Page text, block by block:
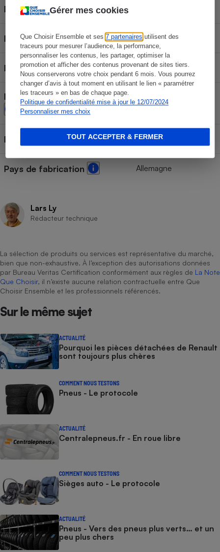
Gérer mes cookies
Que Choisir Ensemble et ses7 partenaires utilisent des
traceurs pour mesurer l’audience, la performance,
personnaliser les contenus, les partager, optimiser la
promotion et afficher des contenus provenant de sites tiers.
Nous conserverons votre choix pendant 6 mois. Vous pourrez
changer d’avis à tout moment en utilisant le lien « paramétrer
les traceurs » en bas de chaque page.
Politique de confidentialité mise à jour le 12/07/2024
Personnaliser mes choix
TOUT ACCEPTER & FERMER
Indice charge
Indice vitesse H
Index consommation C
Index accroche route mouillée
B
Index bruit 70 dB
Pays de fabrication Allemagne
Lars Ly
Rédacteur technique
La sélection de produits ou services est représentative du marché,
bien que non-exhaustive. À l’exception des autorisations données
par Bureau Veritas Certification conformément aux règles de La Note
Que Choisir, il n’existe aucune relation contractuelle entre Que
Choisir Ensemble et les professionnels référencés.
Sur le même sujet
ACTUALITÉ
Pourquoi les pièces détachées de Renault
sont toujours plus chères
COMMENT NOUS TESTONS
Pneus - Le protocole
ACTUALITÉ
Centralepneus.fr - En roue libre
COMMENT NOUS TESTONS
Sièges auto - Le protocole
ACTUALITÉ
Pneus - Vers des pneus plus verts… et un
peu plus chers